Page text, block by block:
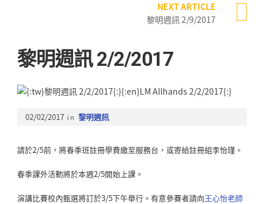
NEXT ARTICLE
黎明週訊 2/9/2017
黎明週訊 2/2/2017
02/02/2017 in 黎明週訊
請於2/5前，將春季班註冊學費繳至服務台，或寄給註冊組李怡瑾。
春季課外活動將於本週2/5開始上課。
演講比賽校內甄選將訂於3/5下午舉行。 有意參賽者請向王心怡老師